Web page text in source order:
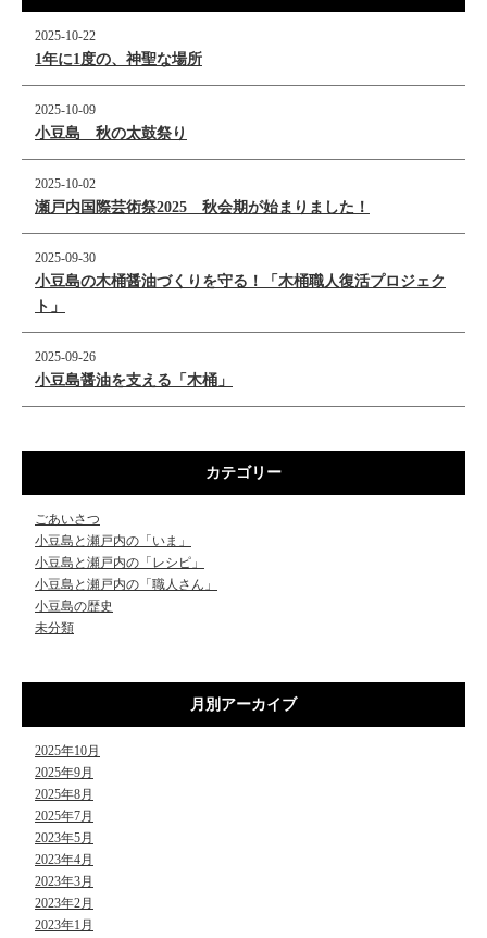
2025-10-22
1年に1度の、神聖な場所
2025-10-09
小豆島 秋の太鼓祭り
2025-10-02
瀬戸内国際芸術祭2025 秋会期が始まりました！
2025-09-30
小豆島の木桶醤油づくりを守る！「木桶職人復活プロジェク
ト」
2025-09-26
小豆島醤油を支える「木桶」
カテゴリー
ごあいさつ
小豆島と瀬戸内の「いま」
小豆島と瀬戸内の「レシピ」
小豆島と瀬戸内の「職人さん」
小豆島の歴史
未分類
月別アーカイブ
2025年10月
2025年9月
2025年8月
2025年7月
2023年5月
2023年4月
2023年3月
2023年2月
2023年1月